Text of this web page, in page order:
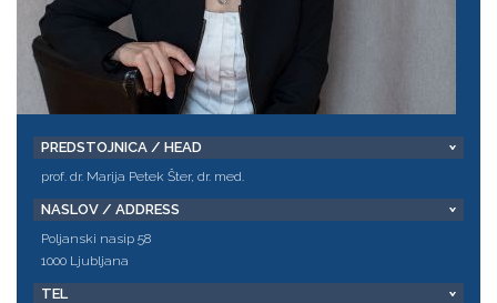
PREDSTOJNICA / HEAD
prof. dr. Marija Petek Šter, dr. med.
NASLOV / ADDRESS
Poljanski nasip 58
1000 Ljubljana
TEL